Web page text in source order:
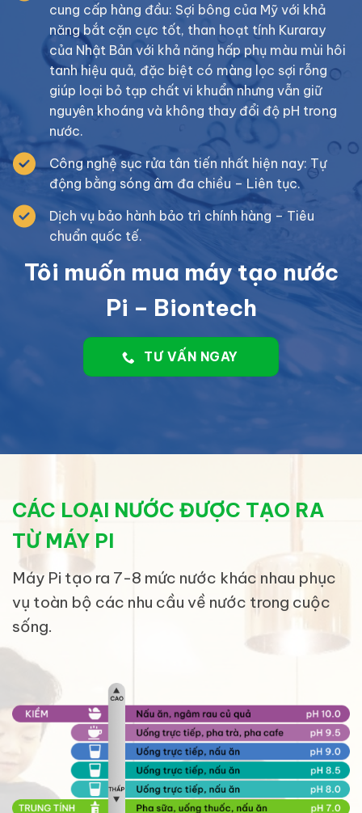
cung cấp hàng đầu: Sợi bông của Mỹ với khả
năng bắt cặn cực tốt, than hoạt tính Kuraray
của Nhật Bản với khả năng hấp phụ màu mùi hôi
tanh hiệu quả, đặc biệt có màng lọc sợi rỗng
giúp loại bỏ tạp chất vi khuẩn nhưng vẫn giữ
nguyên khoáng và không thay đổi độ pH trong
nước.
Công nghệ sục rửa tân tiến nhất hiện nay: Tự
động bằng sóng âm đa chiều – Liên tục.
Dịch vụ bảo hành bảo trì chính hàng – Tiêu
chuẩn quốc tế.
Tôi muốn mua máy tạo nước
Pi – Biontech
TƯ VẤN NGAY
CÁC LOẠI NƯỚC ĐƯỢC TẠO RA
TỪ MÁY PI
Máy Pi tạo ra 7-8 mức nước khác nhau phục
vụ toàn bộ các nhu cầu về nước trong cuộc
sống.